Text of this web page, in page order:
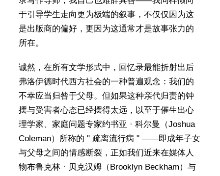
于引导学生走向更为极端的叙事，不仅仅因为这
是出版商的偏好，更因为这通常才是故事张力的
所在。
诚然，在所有文学形式中，回忆录最能折射出后
弗洛伊德时代西方社会的一种普遍观念：我们的
不幸应当归咎于父母。但如果这种亲代归责的钟
摆与受害者心态已经摆得太远，以至于催生出心
理学家、家庭问题专家约书亚 · 科尔曼（Joshua
Coleman）所称的 " 疏离流行病 " ——即成年子女
与父母之间的情感断裂，正如我们近来在媒体人
物布鲁克林 · 贝克汉姆（Brooklyn Beckham）与